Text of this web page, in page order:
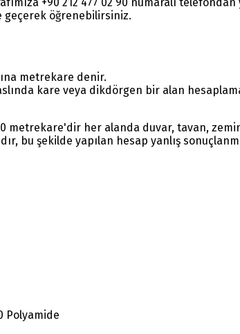
geçerek öğrenebilirsiniz.
metrekare denir.
kare veya dikdörgen bir alan
metrekare'dir her alanda duvar, tavan,
bu şekilde yapılan hesap yanlış
Polyamide